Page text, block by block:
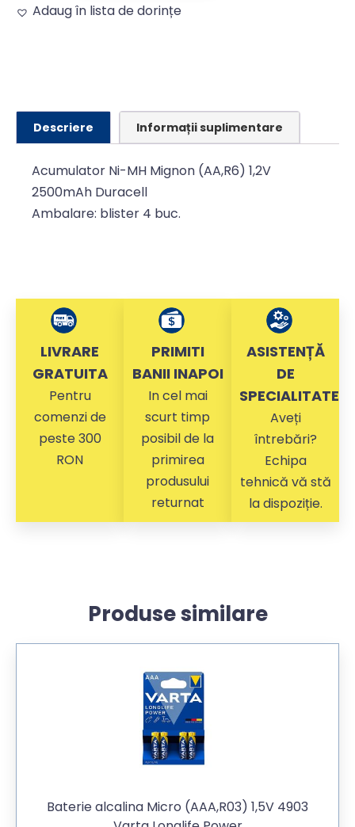
Adaug în lista de dorințe
Descriere Informații suplimentare
Acumulator Ni-MH Mignon (AA,R6) 1,2V
2500mAh Duracell
Ambalare: blister 4 buc.
LIVRARE
GRATUITA
Pentru
comenzi de
peste 300
RON
PRIMITI
BANII INAPOI
In cel mai
scurt timp
posibil de la
primirea
produsului
returnat
ASISTENȚĂ
DE
SPECIALITATE
Aveți
întrebări?
Echipa
tehnică vă stă
la dispoziție.
Produse similare
Baterie alcalina Micro (AAA,R03) 1,5V 4903